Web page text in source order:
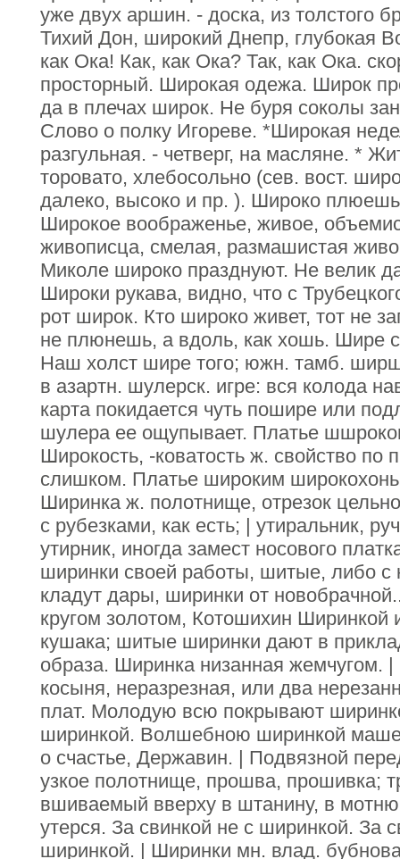
уже двух аршин. - доска, из толстого
Тихий Дон, широкий Днепр, глубокая
как Ока! Как, как Ока? Так, как Ока.
просторный. Широкая одежа. Широк
да в плечах широк. Не буря соколы
Слово о полку Игореве. *Широкая
разгульная. - четверг, на масляне. *
торовато, хлебосольно (сев. вост.
далеко, высоко и пр. ). Широко
Широкое воображенье, живое,
живописца, смелая, размашистая
Миколе широко празднуют. Не велик
Широки рукава, видно, что с
рот широк. Кто широко живет, тот не
не плюнешь, а вдоль, как хошь. Шире
Наш холст шире того; южн. тамб.
в азартн. шулерск. игре: вся колода
карта покидается чуть пошире или
шулера ее ощупывает. Платье
Широкость, -коватость ж. свойство по
слишком. Платье широким
Ширинка ж. полотнище, отрезок
с рубезками, как есть; | утиральник,
утирник, иногда замест носового
ширинки своей работы, шитые, либо с
кладут дары, ширинки от
кругом золотом, Котошихин Ширинкой
кушака; шитые ширинки дают в
образа. Ширинка низанная жемчугом. |
косыня, неразрезная, или два
плат. Молодую всю покрывают
ширинкой. Волшебною ширинкой
о счастье, Державин. | Подвязной
узкое полотнище, прошва, прошивка;
вшиваемый вверху в штанину, в
утерся. За свинкой не с ширинкой. За
ширинкой. | Ширинки мн. влад.